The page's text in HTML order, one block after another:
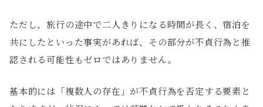
ただし、旅行の途中で二人きりになる時間が長く、宿泊を
共にしたといった事実があれば、その部分が不貞行為と推
認される可能性もゼロではありません。
基本的には「複数人の存在」が不貞行為を否定する要素と